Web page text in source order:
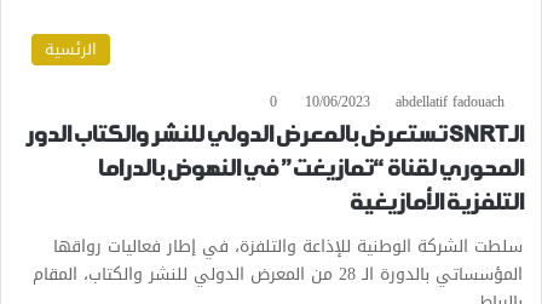
الرئسية
abdellatif fadouach
10/06/2023
0
الـSNRT تستعرض بالمعرض الدولي للنشر والكتاب الدور
المحوري لقناة “تمازيغت” في النهوض بالدراما
التلفزية الأمازيغية
سلطت الشركة الوطنية للإذاعة والتلفزة، في إطار فعاليات رواقها
المؤسساتي بالدورة الـ 28 من المعرض الدولي للنشر والكتاب، المقام